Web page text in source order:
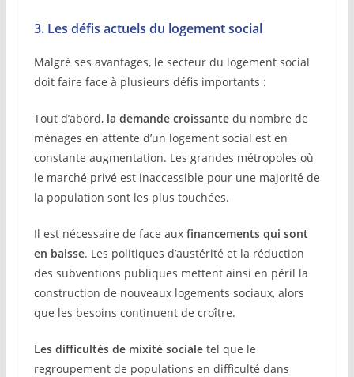
3. Les défis actuels du logement social
Malgré ses avantages, le secteur du logement social
doit faire face à plusieurs défis importants :
Tout d’abord,la demande croissantedu nombre de
ménages en attente d’un logement social est en
constante augmentation. Les grandes métropoles où
le marché privé est inaccessible pour une majorité de
la population sont les plus touchées.
Il est nécessaire de face auxfinancements qui sont
en baisse. Les politiques d’austérité et la réduction
des subventions publiques mettent ainsi en péril la
construction de nouveaux logements sociaux, alors
que les besoins continuent de croître.
Les difficultés de mixité socialetel que le
regroupement de populations en difficulté dans